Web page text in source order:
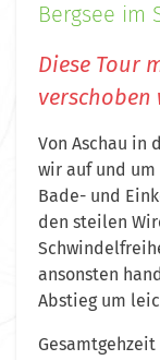
Bergsee im
Diese Tour
verschoben
Von Aschau in
wir auf und um
Bade- und
den steilen
ansonsten
Abstieg um
Gesamtgehzeit